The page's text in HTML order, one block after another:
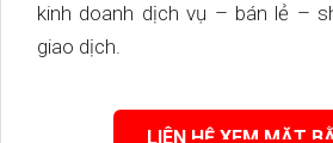
kinh doanh dịch vụ – bán lẻ –
giao dịch.
LIÊN HỆ XEM MẶT